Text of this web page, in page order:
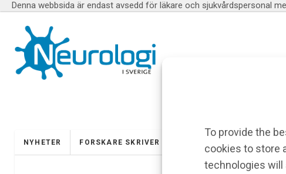
To provide the
cookies to store
technologies will
Denna webbsida är endast avsedd för läkare och sjukvårdspersonal
NYHETER FORSKARE SKRIVER UTBILDNINGAR